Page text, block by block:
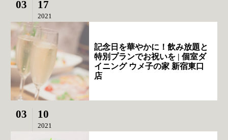
03 17
2021
記念日を華やかに！飲み放題と
特別プランでお祝いを | 個室ダ
イニング ウメ子の家 新宿東口
店
03 10
2021